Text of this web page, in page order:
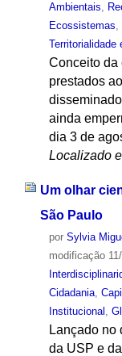
Ambientais,
Ecossistemas,
Territorialidade
Conceito da
prestados
ainda
dia 3 de
Localizado
Um olhar
São Paulo
por Sylvia
modificação11/
Cidadania,
Institucional
Lançado no
da USP e